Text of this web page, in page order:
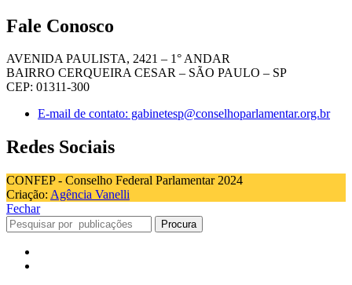
Fale Conosco
AVENIDA PAULISTA, 2421 – 1° ANDAR
BAIRRO CERQUEIRA CESAR – SÃO PAULO – SP
CEP: 01311-300
E-mail de contato: gabinetesp@conselhoparlamentar.org.br
Redes Sociais
CONFEP - Conselho Federal Parlamentar 2024
Criação: Agência Vanelli
Fechar
Procura